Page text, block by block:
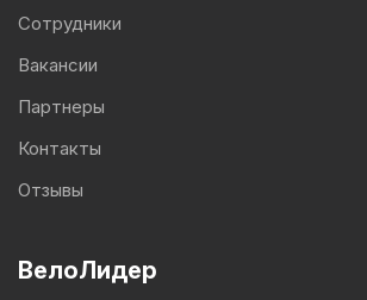
ВелоЛидер
Сотрудники
Вакансии
Партнеры
Контакты
Отзывы